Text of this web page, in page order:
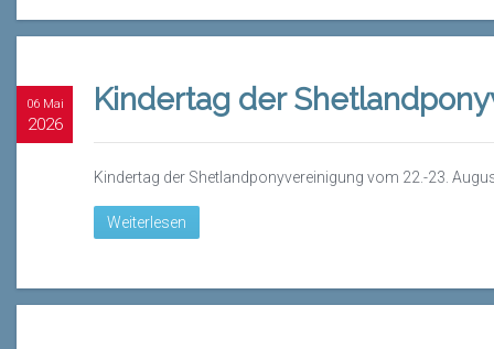
06 Mai
2026
Kindertag der
Kindertag der Shetlandponyvereinigung vom 22.-23.
Weiterlesen